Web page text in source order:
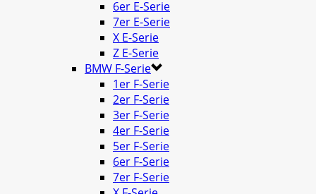
6er E-Serie
7er E-Serie
X E-Serie
Z E-Serie
BMW F-Serie
1er F-Serie
2er F-Serie
3er F-Serie
4er F-Serie
5er F-Serie
6er F-Serie
7er F-Serie